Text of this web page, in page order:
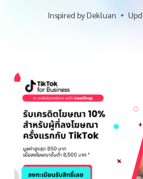
Inspired byDekluan